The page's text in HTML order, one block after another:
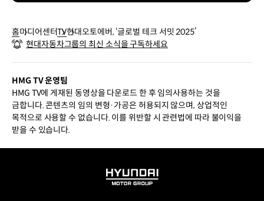
홈미디어센터TV현대오토에버, ‘글로벌 테크 서밋 2025’
현대자동차그룹의 최신 소식을 구독하세요
HMG TV 운영팀
HMG TV에 게재된 동영상을 다운로드 한 후 임의사용하는 것을
금합니다. 콘텐츠의 임의 변형·가공은 허용되지 않으며, 상업적인
목적으로 사용할 수 없습니다. 이를 위반할 시 관련법에 따라 불이익을
받을 수 있습니다.
HYUNDAI